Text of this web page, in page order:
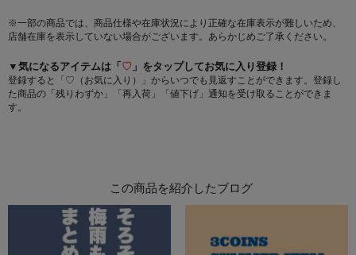
※一部の商品では、商品仕様や在庫状況により正確な在庫表示が難しいため、
店舗在庫を表示していない場合がございます。あらかじめご了承ください。
▼気になるアイテムは「♡ 」をタップしてお気に入り登録！
登録すると「♡（お気に入り）」からいつでも見返すことができます。登録し
た商品の「残りわずか」「再入荷」「値下げ」通知を受け取ることができま
す。
この商品を紹介したブログ